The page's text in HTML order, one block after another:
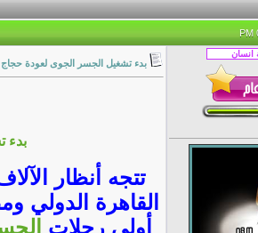
بدء تشغيل الجسر الجوى لعودة
بدء
تتجه أنظار
القاهرة الدولي
أولى رحلات